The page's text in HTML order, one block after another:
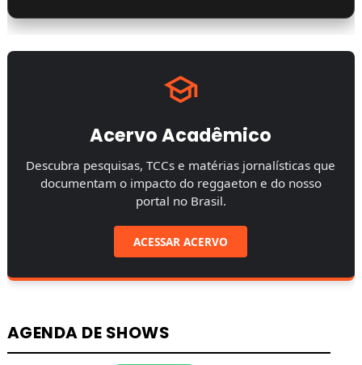
Acervo Acadêmico
Descubra pesquisas, TCCs e matérias jornalísticas que
documentam o impacto do reggaeton e do nosso
portal no Brasil.
ACESSAR ACERVO
AGENDA DE SHOWS